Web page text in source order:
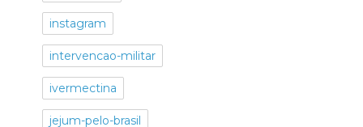
instagram
intervencao-militar
ivermectina
jejum-pelo-brasil